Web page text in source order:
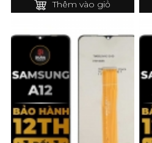
Thêm vào giỏ